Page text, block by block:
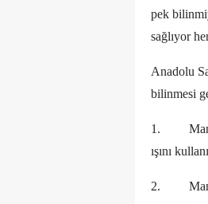
pek
sağlıyor
Anadolu
bilinmesi
1.
ışını
2.